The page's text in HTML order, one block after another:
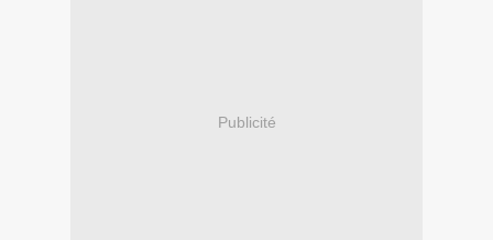
Publicité